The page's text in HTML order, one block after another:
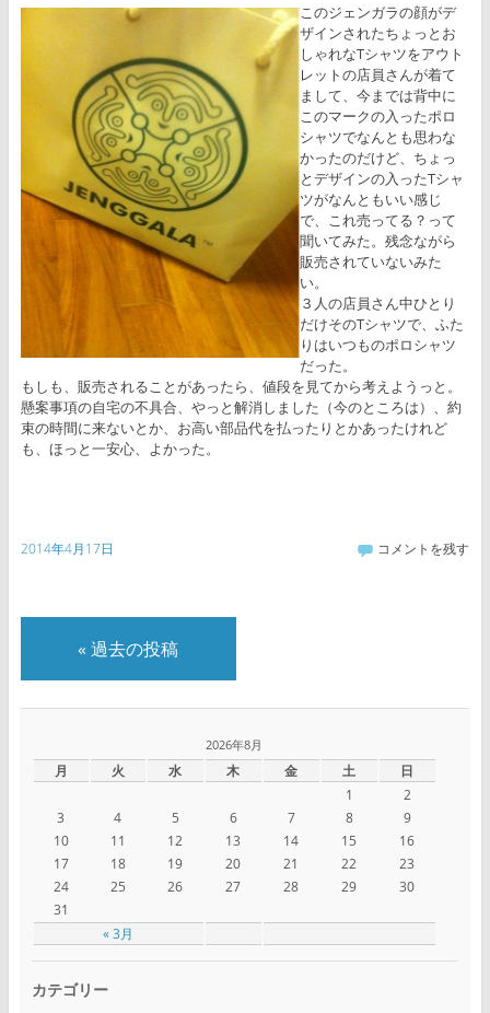
このジェンガラの顔がデ
ザインされたちょっとお
しゃれなTシャツをアウト
レットの店員さんが着て
まして、今までは背中に
このマークの入ったポロ
シャツでなんとも思わな
かったのだけど、ちょっ
とデザインの入ったTシャ
ツがなんともいい感じ
で、これ売ってる？って
聞いてみた。残念ながら
販売されていないみた
い。
３人の店員さん中ひとり
だけそのTシャツで、ふた
りはいつものポロシャツ
だった。
もしも、販売されることがあったら、値段を見てから考えようっと。
懸案事項の自宅の不具合、やっと解消しました（今のところは）、約
束の時間に来ないとか、お高い部品代を払ったりとかあったけれど
も、ほっと一安心、よかった。
2014年4月17日 コメントを残す
« 過去の投稿
2026年8月
月 火 水 木 金 土 日
« 3月
1
2
3
4 5 6 7 8
9
10
11 12 13 14 15
16
17
18 19 20 21 22
23
24
25 26 27 28 29
30
31
カテゴリー